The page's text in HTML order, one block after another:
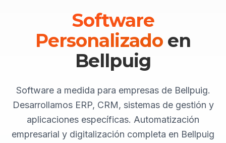
Software
Personalizado en
Bellpuig
Software a medida para empresas de Bellpuig.
Desarrollamos ERP, CRM, sistemas de gestión y
aplicaciones específicas. Automatización
empresarial y digitalización completa en Bellpuig